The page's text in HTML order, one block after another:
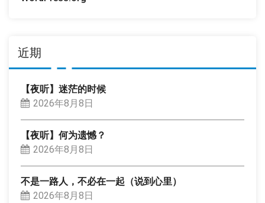
近期
【夜听】迷茫的时候
2026年8月8日
【夜听】何为遗憾？
2026年8月8日
不是一路人，不必在一起（说到心里）
2026年8月8日